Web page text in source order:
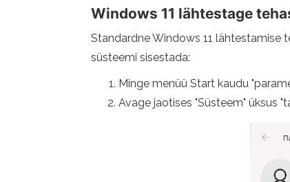
Windows 11 lähtestage
Standardne Windows 11 lähtestamise
süsteemi sisestada:
Minge menüü Start kaudu
Avage jaotises "Süsteem" üksus